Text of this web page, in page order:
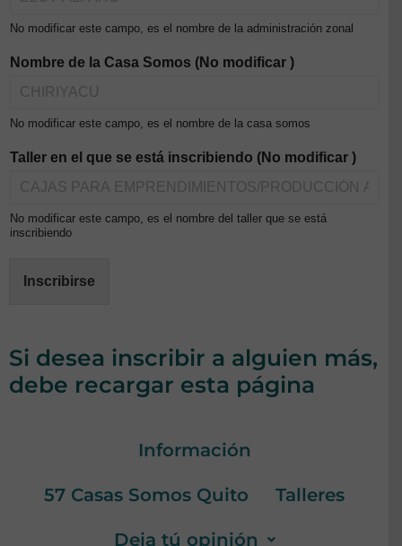
No modificar este campo, es el nombre de la administración zonal
Nombre de la Casa Somos (No modificar )
No modificar este campo, es el nombre de la casa somos
Taller en el que se está inscribiendo (No modificar )
No modificar este campo, es el nombre del taller que se está
inscribiendo
Inscribirse
Si desea inscribir a alguien más,
debe recargar esta página
Información
57 Casas Somos Quito Talleres
Deja tú opinión